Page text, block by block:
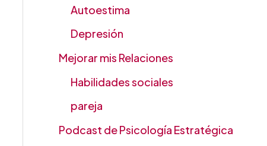
Autoestima
Depresión
Mejorar mis Relaciones
Habilidades sociales
pareja
Podcast de Psicología Estratégica